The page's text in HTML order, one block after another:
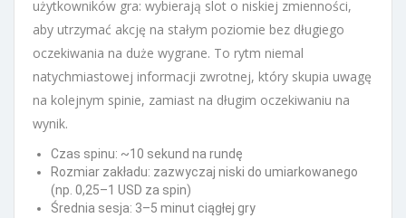
użytkowników gra: wybierają slot o niskiej zmienności,
aby utrzymać akcję na stałym poziomie bez długiego
oczekiwania na duże wygrane. To rytm niemal
natychmiastowej informacji zwrotnej, który skupia uwagę
na kolejnym spinie, zamiast na długim oczekiwaniu na
wynik.
Czas spinu: ~10 sekund na rundę
Rozmiar zakładu: zazwyczaj niski do umiarkowanego
(np. 0,25–1 USD za spin)
Średnia sesja: 3–5 minut ciągłej gry